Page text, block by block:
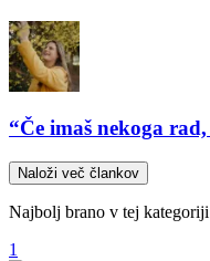
“Če imaš nekoga
Naloži več člankov
Najbolj brano v tej kategoriji
1